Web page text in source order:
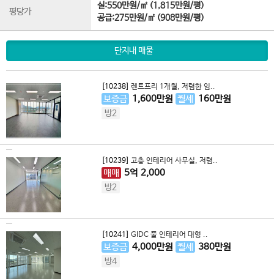
평당가
실:550만원/㎡ (1,815만원/평)
공급:275만원/㎡ (908만원/평)
단지내 매물
[10238] 렌트프리 1개월, 저렴한 임..
보증금 1,600만원 월세 160만원
방2
[10239] 고층 인테리어 사무실, 저렴..
매매 5억 2,000
방2
[10241] GIDC 풀 인테리어 대형 ..
보증금 4,000만원 월세 380만원
방4